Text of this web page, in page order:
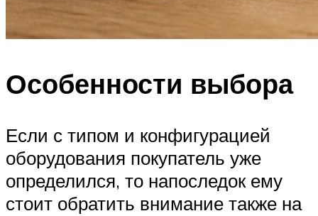
Особенности выбора
Если с типом и конфигурацией
оборудования покупатель уже
определился, то напоследок ему
стоит обратить внимание также на